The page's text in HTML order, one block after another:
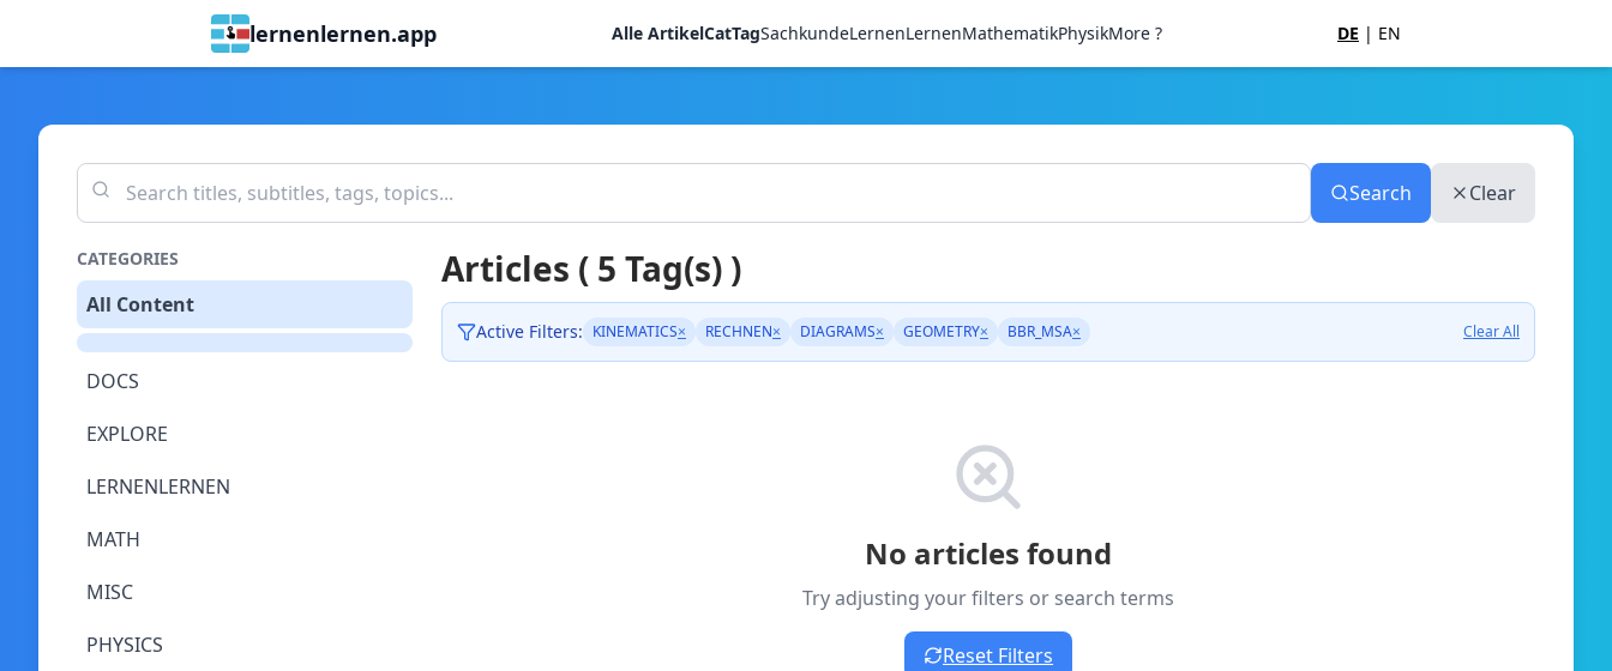
lernenlernen.app Alle ArtikelCatTagSachkundeLernenLernenMathematikPhysikMore ? DE | EN
Search Clear
CATEGORIES
All Content
DOCS
EXPLORE
LERNENLERNEN
MATH
MISC
PHYSICS
Articles ( 5 Tag(s) )
Active Filters: KINEMATICS× RECHNEN× DIAGRAMS× GEOMETRY× BBR_MSA× Clear All
No articles found
Try adjusting your filters or search terms
Reset Filters